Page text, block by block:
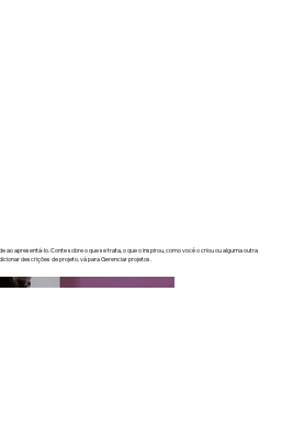
ao apresentá-lo. Conte sobre o que se trata, o que o inspirou, como você o criou ou alguma outra
descrições de projeto, vá para Gerenciar projetos.